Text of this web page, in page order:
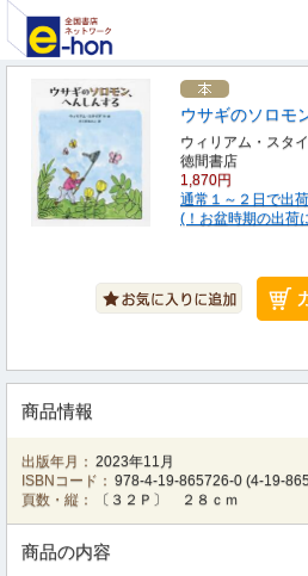
ウサギのソロモ
ウィリアム・スタ
徳間書店
1,870円
通常１～２日で出荷
(！お盆時期の出荷
商品情報
出版年月： 2023年11月
ISBNコード： 978-4-19-865726-0 (4-19-
頁数・縦：
〔３２Ｐ〕 ２８ｃｍ
商品の内容